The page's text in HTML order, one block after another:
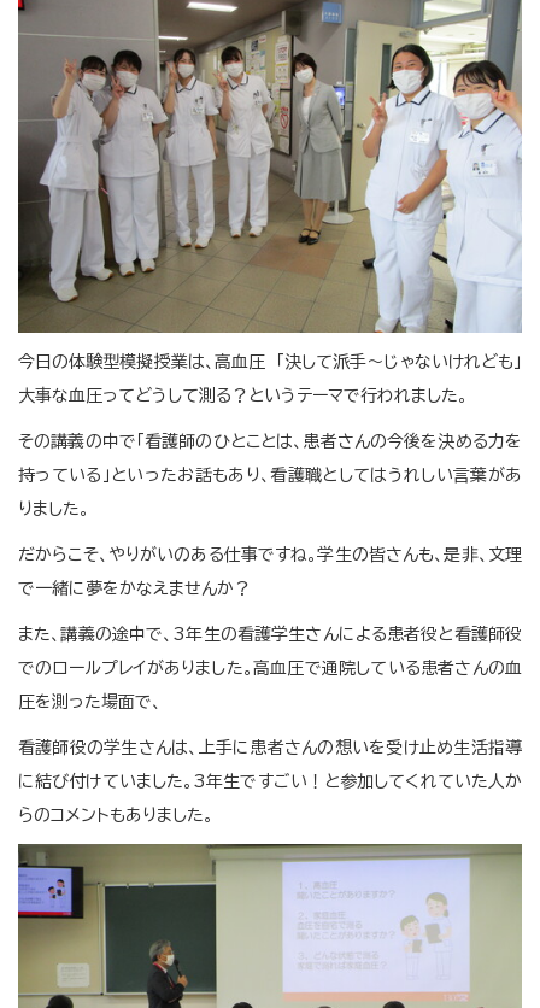
今日の体験型模擬授業は、高血圧 「決して派手～じゃないけれども」
大事な血圧ってどうして測る？というテーマで行われました。
その講義の中で「看護師のひとことは、患者さんの今後を決める力を
持っている」といったお話もあり、看護職としてはうれしい言葉があ
りました。
だからこそ、やりがいのある仕事ですね。学生の皆さんも、是非、文理
で一緒に夢をかなえませんか？
また、講義の途中で、3年生の看護学生さんによる患者役と看護師役
でのロールプレイがありました。高血圧で通院している患者さんの血
圧を測った場面で、
看護師役の学生さんは、上手に患者さんの想いを受け止め生活指導
に結び付けていました。3年生ですごい！と参加してくれていた人か
らのコメントもありました。